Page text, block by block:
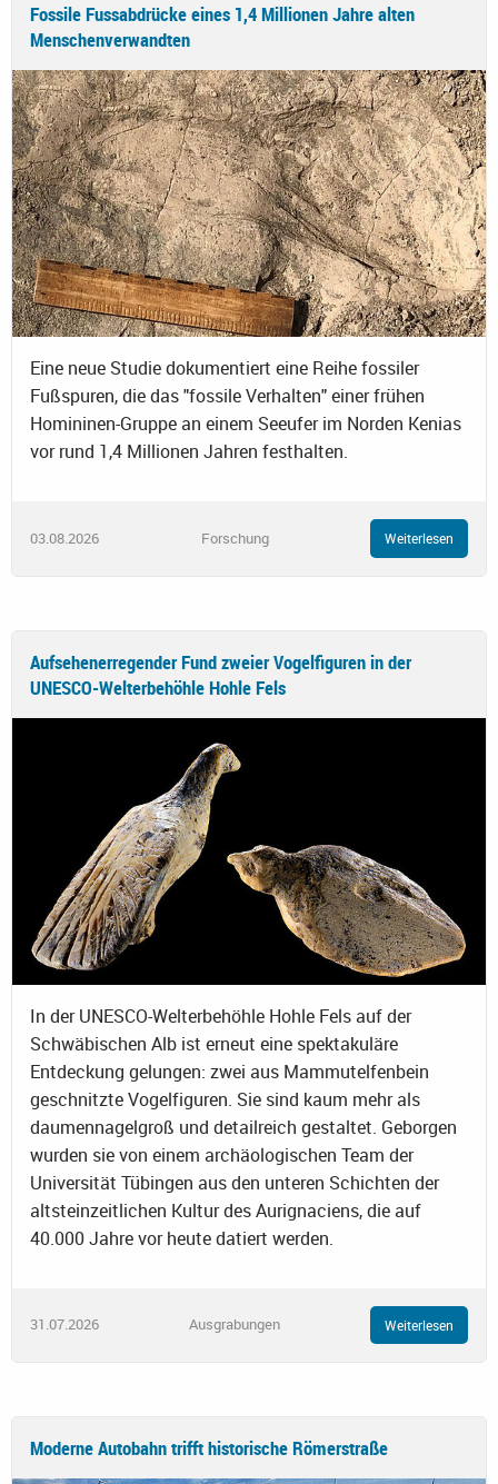
Fossile Fussabdrücke eines 1,4 Millionen Jahre alten
Menschenverwandten
Eine neue Studie dokumentiert eine Reihe fossiler
Fußspuren, die das "fossile Verhalten" einer frühen
Homininen-Gruppe an einem Seeufer im Norden Kenias
vor rund 1,4 Millionen Jahren festhalten.
03.08.2026 Forschung Weiterlesen
Aufsehenerregender Fund zweier Vogelfiguren in der
UNESCO-Welterbehöhle Hohle Fels
In der UNESCO-Welterbehöhle Hohle Fels auf der
Schwäbischen Alb ist erneut eine spektakuläre
Entdeckung gelungen: zwei aus Mammutelfenbein
geschnitzte Vogelfiguren. Sie sind kaum mehr als
daumennagelgroß und detailreich gestaltet. Geborgen
wurden sie von einem archäologischen Team der
Universität Tübingen aus den unteren Schichten der
altsteinzeitlichen Kultur des Aurignaciens, die auf
40.000 Jahre vor heute datiert werden.
31.07.2026 Ausgrabungen Weiterlesen
Moderne Autobahn trifft historische Römerstraße